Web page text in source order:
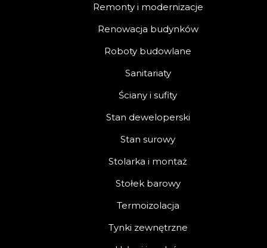
Remonty i modernizacje
Renowacja budynków
Roboty budowlane
Sanitariaty
Ściany i sufity
Stan deweloperski
Stan surowy
Stolarka i montaż
Stołek barowy
Termoizolacja
Tynki zewnętrzne